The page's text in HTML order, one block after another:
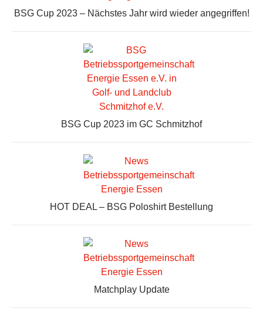
BSG Cup 2023 – Nächstes Jahr wird wieder angegriffen!
BSG Cup 2023 im GC Schmitzhof
HOT DEAL – BSG Poloshirt Bestellung
Matchplay Update